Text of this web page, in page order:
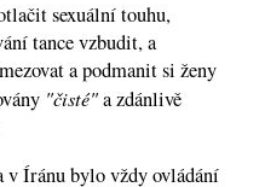
sexuální touhu,
tance vzbudit, a
a podmanit si ženy
"čisté"a zdánlivě
v Íránu bylo vždy ovládání